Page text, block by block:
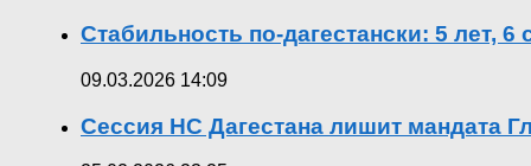
Стабильность по-дагестански: 5 лет,
09.03.2026 14:09
Сессия НС Дагестана лишит мандата